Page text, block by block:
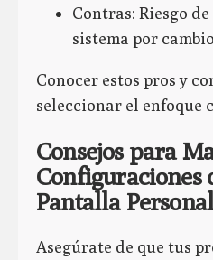
Contras: Riesgo
sistema por
Conocer estos pros y
seleccionar el enfoque
Consejos para
Configuraciones
Pantalla
Asegúrate de que tus